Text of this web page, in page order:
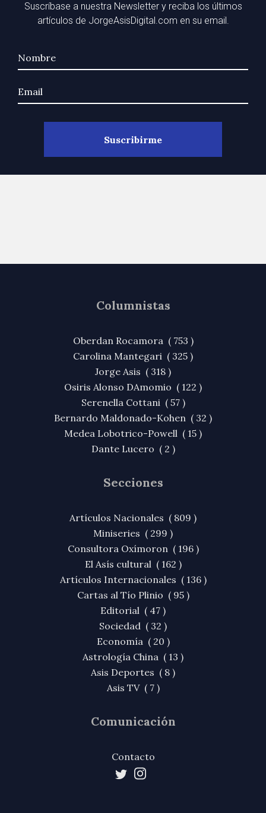
Suscríbase a nuestra Newsletter y reciba los últimos
artículos de JorgeAsisDigital.com en su email.
Columnistas
Oberdan Rocamora ( 753 )
Carolina Mantegari ( 325 )
Jorge Asis ( 318 )
Osiris Alonso DAmomio ( 122 )
Serenella Cottani ( 57 )
Bernardo Maldonado-Kohen ( 32 )
Medea Lobotrico-Powell ( 15 )
Dante Lucero ( 2 )
Secciones
Artículos Nacionales ( 809 )
Miniseries ( 299 )
Consultora Oxímoron ( 196 )
El Asís cultural ( 162 )
Artículos Internacionales ( 136 )
Cartas al Tío Plinio ( 95 )
Editorial ( 47 )
Sociedad ( 32 )
Economía ( 20 )
Astrología China ( 13 )
Asis Deportes ( 8 )
Asis TV ( 7 )
Comunicación
Contacto